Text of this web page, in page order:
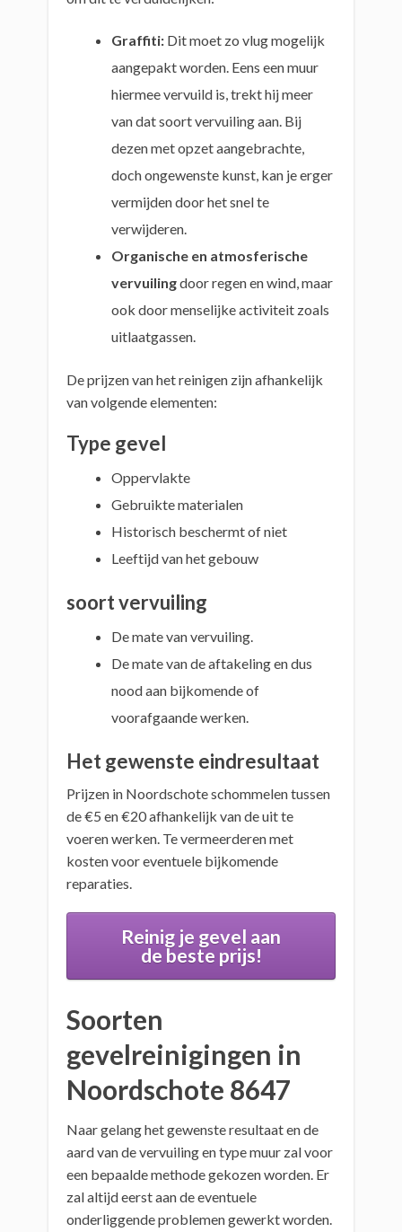
Graffiti: Dit moet zo vlug mogelijk
aangepakt worden. Eens een muur
hiermee vervuild is, trekt hij meer
van dat soort vervuiling aan. Bij
dezen met opzet aangebrachte,
doch ongewenste kunst, kan je erger
vermijden door het snel te
verwijderen.
Organische en atmosferische
vervuilingdoor regen en wind, maar
ook door menselijke activiteit zoals
uitlaatgassen.
De prijzen van het reinigen zijn afhankelijk
van volgende elementen:
Type gevel
Oppervlakte
Gebruikte materialen
Historisch beschermt of niet
Leeftijd van het gebouw
soort vervuiling
De mate van vervuiling.
De mate van de aftakeling en dus
nood aan bijkomende of
voorafgaande werken.
Het gewenste eindresultaat
Prijzen in Noordschote schommelen tussen
de €5 en €20 afhankelijk van de uit te
voeren werken. Te vermeerderen met
kosten voor eventuele bijkomende
reparaties.
Reinig je gevel aan
de beste prijs!
Soorten
gevelreinigingen in
Noordschote 8647
Naar gelang het gewenste resultaat en de
aard van de vervuiling en type muur zal voor
een bepaalde methode gekozen worden. Er
zal altijd eerst aan de eventuele
onderliggende problemen gewerkt worden.